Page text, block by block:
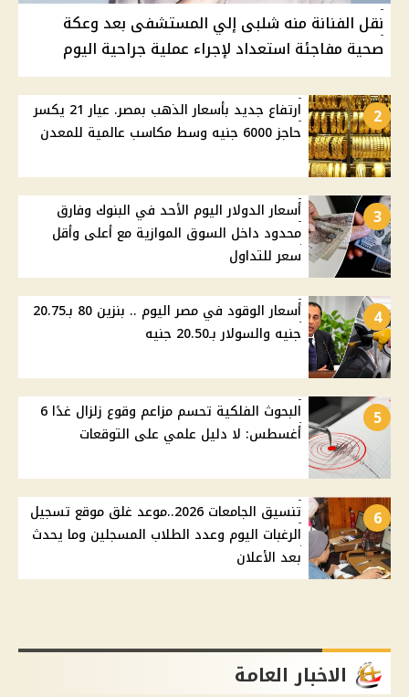
نقل الفنانة منه شلبى إلي المستشفى بعد وعكة
صحية مفاجئة استعداد لإجراء عملية جراحية اليوم
2
ارتفاع جديد بأسعار الذهب بمصر. عيار 21 يكسر
حاجز 6000 جنيه وسط مكاسب عالمية للمعدن
3
أسعار الدولار اليوم الأحد في البنوك وفارق
محدود داخل السوق الموازية مع أعلى وأقل
سعر للتداول
4
أسعار الوقود في مصر اليوم .. بنزين 80 بـ20.75
جنيه والسولار بـ20.50 جنيه
5
البحوث الفلكية تحسم مزاعم وقوع زلزال غدًا 6
أغسطس: لا دليل علمي على التوقعات
6
تنسيق الجامعات 2026..موعد غلق موقع تسجيل
الرغبات اليوم وعدد الطلاب المسجلين وما يحدث
بعد الأعلان
الاخبار العامة